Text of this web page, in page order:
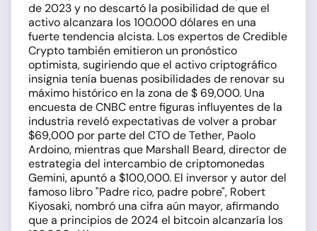
de 2023 y no descartó la posibilidad de que el
activo alcanzara los 100.000 dólares en una
fuerte tendencia alcista. Los expertos de Credible
Crypto también emitieron un pronóstico
optimista, sugiriendo que el activo criptográfico
insignia tenía buenas posibilidades de renovar su
máximo histórico en la zona de $ 69,000. Una
encuesta de CNBC entre figuras influyentes de la
industria reveló expectativas de volver a probar
$69,000 por parte del CTO de Tether, Paolo
Ardoino, mientras que Marshall Beard, director de
estrategia del intercambio de criptomonedas
Gemini, apuntó a $100,000. El inversor y autor del
famoso libro "Padre rico, padre pobre", Robert
Kiyosaki, nombró una cifra aún mayor, afirmando
que a principios de 2024 el bitcoin alcanzaría los